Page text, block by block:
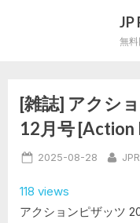
JP
無
[雑誌] アクシ
12月号 [Action
Posted
2025-08-28 By
118 views
アクションピザッツ